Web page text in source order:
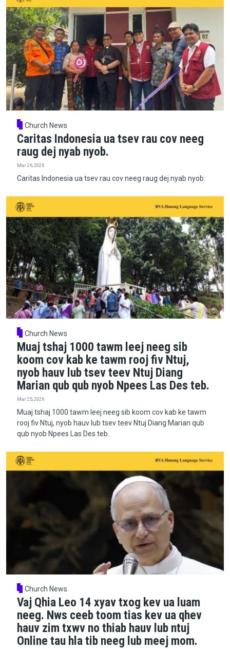
Church News
Caritas Indonesia ua tsev rau cov neeg
raug dej nyab nyob.
Mar 26, 2026
Caritas Indonesia ua tsev rau cov neeg raug dej nyab nyob.
Church News
Muaj tshaj 1000 tawm leej neeg sib
koom cov kab ke tawm rooj fiv Ntuj,
nyob hauv lub tsev teev Ntuj Diang
Marian qub qub nyob Npees Las Des teb.
Mar 25, 2026
Muaj tshaj 1000 tawm leej neeg sib koom cov kab ke tawm
rooj fiv Ntuj, nyob hauv lub tsev teev Ntuj Diang Marian qub
qub nyob Npees Las Des teb.
Church News
Vaj Qhia Leo 14 xyav txog kev ua luam
neeg. Nws ceeb toom tias kev ua qhev
hauv zim txwv no thiab hauv lub ntuj
Online tau hla tib neeg lub meej mom.